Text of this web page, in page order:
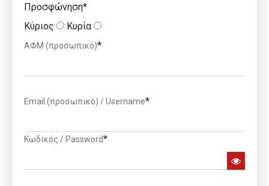
Προσφώνηση*
Κύριος
Κυρία
ΑΦΜ (προσωπικό)*
Email (προσωπικό) / Username*
Κωδικός / Password*